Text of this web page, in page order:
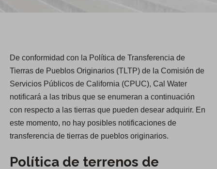
De conformidad con la Política de Transferencia de
Tierras de Pueblos Originarios (TLTP) de la Comisión de
Servicios Públicos de California (CPUC), Cal Water
notificará a las tribus que se enumeran a continuación
con respecto a las tierras que pueden desear adquirir. En
este momento, no hay posibles notificaciones de
transferencia de tierras de pueblos originarios.
Política de terrenos de